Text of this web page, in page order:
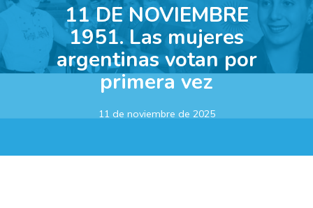
11 DE NOVIEMBRE
1951. Las mujeres
argentinas votan por
primera vez
11 de noviembre de 2025